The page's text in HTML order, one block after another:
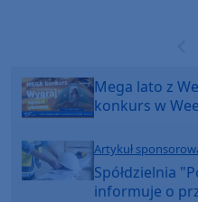
Mega lato z
konkurs w
Artykuł
Spółdzielnia
informuje o